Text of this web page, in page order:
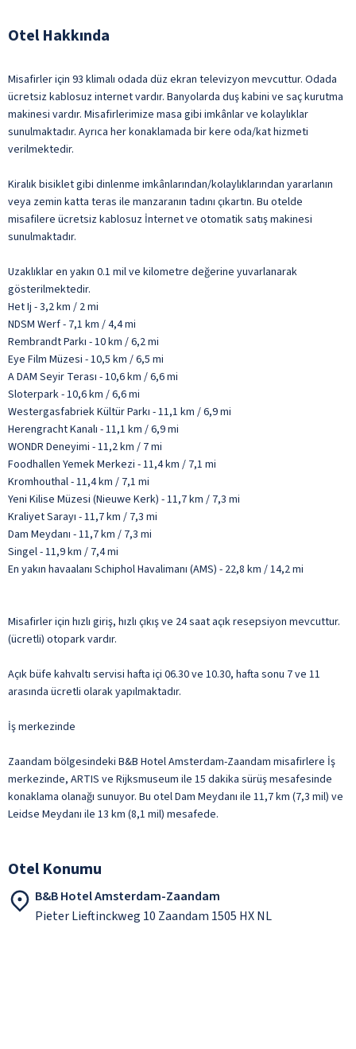
Otel Hakkında
Misafirler için 93 klimalı odada düz ekran televizyon mevcuttur. Odada
ücretsiz kablosuz internet vardır. Banyolarda duş kabini ve saç kurutma
makinesi vardır. Misafirlerimize masa gibi imkânlar ve kolaylıklar
sunulmaktadır. Ayrıca her konaklamada bir kere oda/kat hizmeti
verilmektedir.
Kiralık bisiklet gibi dinlenme imkânlarından/kolaylıklarından yararlanın
veya zemin katta teras ile manzaranın tadını çıkartın. Bu otelde
misafilere ücretsiz kablosuz İnternet ve otomatik satış makinesi
sunulmaktadır.
Uzaklıklar en yakın 0.1 mil ve kilometre değerine yuvarlanarak
gösterilmektedir.
Het Ij - 3,2 km / 2 mi
NDSM Werf - 7,1 km / 4,4 mi
Rembrandt Parkı - 10 km / 6,2 mi
Eye Film Müzesi - 10,5 km / 6,5 mi
A DAM Seyir Terası - 10,6 km / 6,6 mi
Sloterpark - 10,6 km / 6,6 mi
Westergasfabriek Kültür Parkı - 11,1 km / 6,9 mi
Herengracht Kanalı - 11,1 km / 6,9 mi
WONDR Deneyimi - 11,2 km / 7 mi
Foodhallen Yemek Merkezi - 11,4 km / 7,1 mi
Kromhouthal - 11,4 km / 7,1 mi
Yeni Kilise Müzesi (Nieuwe Kerk) - 11,7 km / 7,3 mi
Kraliyet Sarayı - 11,7 km / 7,3 mi
Dam Meydanı - 11,7 km / 7,3 mi
Singel - 11,9 km / 7,4 mi
En yakın havaalanı Schiphol Havalimanı (AMS) - 22,8 km / 14,2 mi
Misafirler için hızlı giriş, hızlı çıkış ve 24 saat açık resepsiyon mevcuttur.
(ücretli) otopark vardır.
Açık büfe kahvaltı servisi hafta içi 06.30 ve 10.30, hafta sonu 7 ve 11
arasında ücretli olarak yapılmaktadır.
İş merkezinde
Zaandam bölgesindeki B&B Hotel Amsterdam-Zaandam misafirlere İş
merkezinde, ARTIS ve Rijksmuseum ile 15 dakika sürüş mesafesinde
konaklama olanağı sunuyor. Bu otel Dam Meydanı ile 11,7 km (7,3 mil) ve
Leidse Meydanı ile 13 km (8,1 mil) mesafede.
Otel Konumu
B&B Hotel Amsterdam-Zaandam
Pieter Lieftinckweg 10 Zaandam 1505 HX NL